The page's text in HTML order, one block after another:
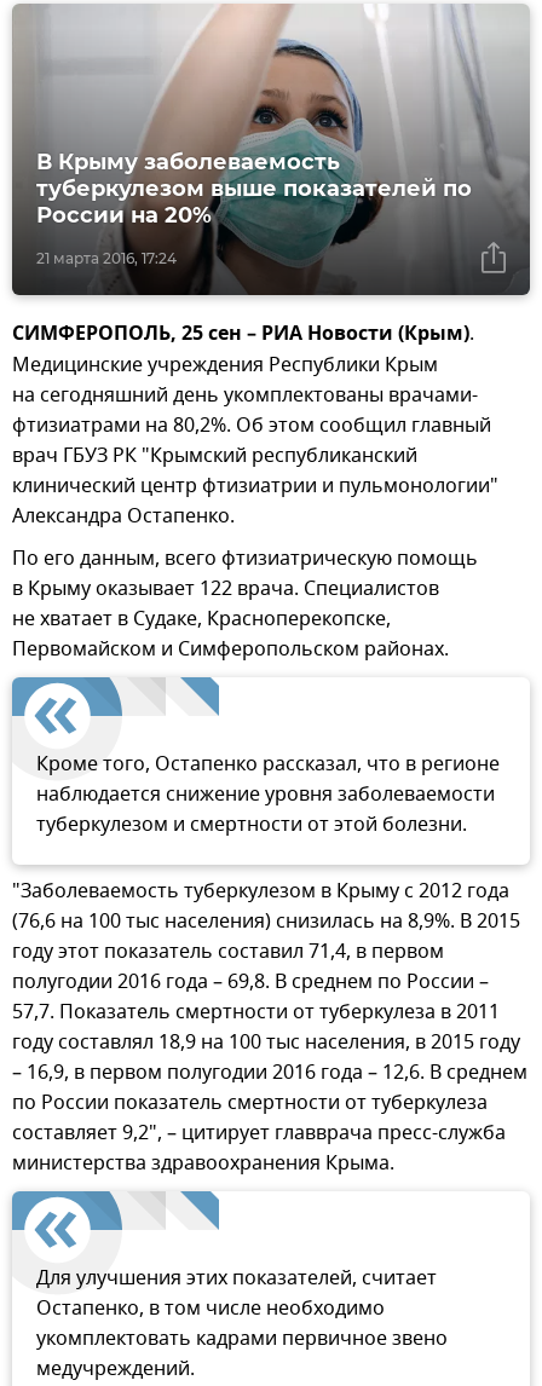
21 марта 2016, 17:24
В Крыму заболеваемость
туберкулезом выше показателей по
России на 20%
СИМФЕРОПОЛЬ, 25 сен – РИА Новости (Крым).
Медицинские учреждения Республики Крым
на сегодняшний день укомплектованы врачами-
фтизиатрами на 80,2%. Об этом сообщил главный
врач ГБУЗ РК "Крымский республиканский
клинический центр фтизиатрии и пульмонологии"
Александра Остапенко.
По его данным, всего фтизиатрическую помощь
в Крыму оказывает 122 врача. Специалистов
не хватает в Судаке, Красноперекопске,
Первомайском и Симферопольском районах.
Кроме того, Остапенко рассказал, что в регионе
наблюдается снижение уровня заболеваемости
туберкулезом и смертности от этой болезни.
"Заболеваемость туберкулезом в Крыму с 2012 года
(76,6 на 100 тыс населения) снизилась на 8,9%. В 2015
году этот показатель составил 71,4, в первом
полугодии 2016 года – 69,8. В среднем по России –
57,7. Показатель смертности от туберкулеза в 2011
году составлял 18,9 на 100 тыс населения, в 2015 году
– 16,9, в первом полугодии 2016 года – 12,6. В среднем
по России показатель смертности от туберкулеза
составляет 9,2", – цитирует главврача пресс-служба
министерства здравоохранения Крыма.
Для улучшения этих показателей, считает
Остапенко, в том числе необходимо
укомплектовать кадрами первичное звено
медучреждений.